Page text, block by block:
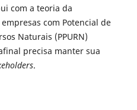
com a teoria da
com Potencial de
Naturais (PPURN)
precisa manter sua
.